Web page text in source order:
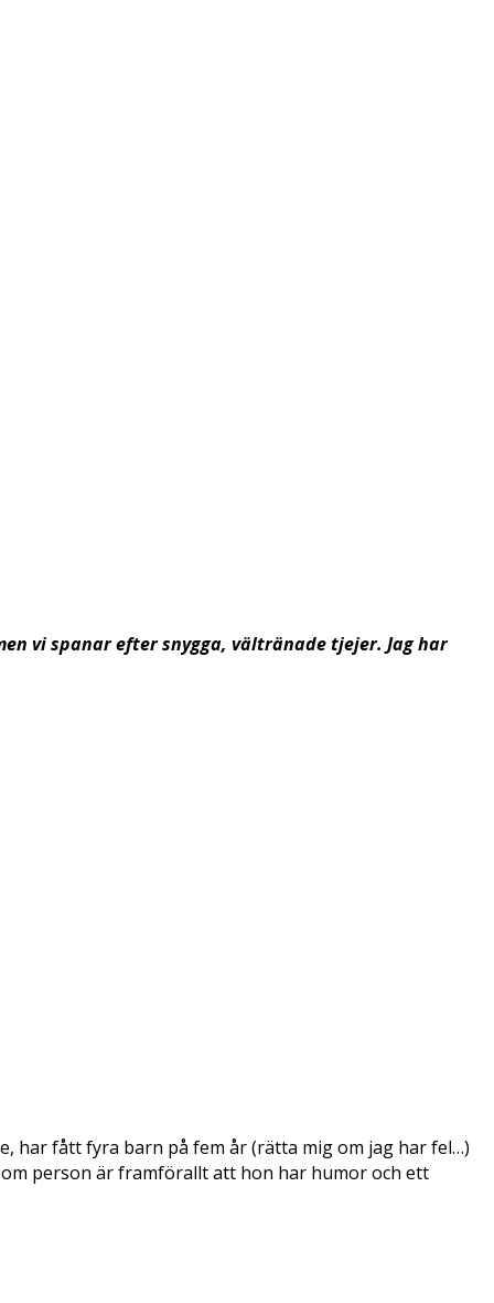
vi spanar efter snygga, vältränade tjejer. Jag har
har fått fyra barn på fem år (rätta mig om jag har fel…)
person är framförallt att hon har humor och ett